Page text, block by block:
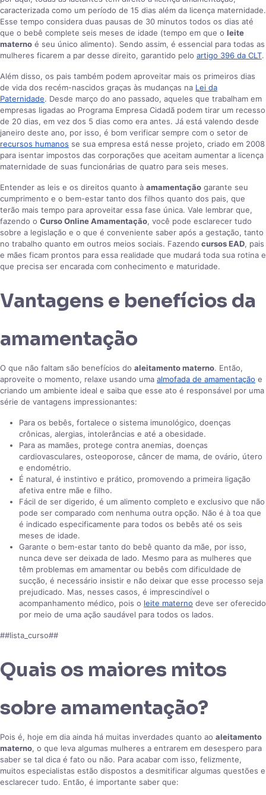
caracterizada como um período de 15 dias além da licença maternidade.
Esse tempo considera duas pausas de 30 minutos todos os dias até
que o bebê complete seis meses de idade (tempo em que o leite
materno é seu único alimento). Sendo assim, é essencial para todas as
mulheres ficarem a par desse direito, garantido pelo artigo 396 da CLT.
Além disso, os pais também podem aproveitar mais os primeiros dias
de vida dos recém-nascidos graças às mudanças na Lei da
Paternidade. Desde março do ano passado, aqueles que trabalham em
empresas ligadas ao Programa Empresa Cidadã podem tirar um recesso
de 20 dias, em vez dos 5 dias como era antes. Já está valendo desde
janeiro deste ano, por isso, é bom verificar sempre com o setor de
recursos humanos se sua empresa está nesse projeto, criado em 2008
para isentar impostos das corporações que aceitam aumentar a licença
maternidade de suas funcionárias de quatro para seis meses.
Entender as leis e os direitos quanto à amamentação garante seu
cumprimento e o bem-estar tanto dos filhos quanto dos pais, que
terão mais tempo para aproveitar essa fase única. Vale lembrar que,
fazendo o Curso Online Amamentação, você pode esclarecer tudo
sobre a legislação e o que é conveniente saber após a gestação, tanto
no trabalho quanto em outros meios sociais. Fazendo cursos EAD, pais
e mães ficam prontos para essa realidade que mudará toda sua rotina e
que precisa ser encarada com conhecimento e maturidade.
Vantagens e benefícios da
amamentação
O que não faltam são benefícios do aleitamento materno. Então,
aproveite o momento, relaxe usando uma almofada de amamentação e
criando um ambiente ideal e saiba que esse ato é responsável por uma
série de vantagens impressionantes:
Para os bebês, fortalece o sistema imunológico, doenças
crônicas, alergias, intolerâncias e até a obesidade.
Para as mamães, protege contra anemias, doenças
cardiovasculares, osteoporose, câncer de mama, de ovário, útero
e endométrio.
É natural, é instintivo e prático, promovendo a primeira ligação
afetiva entre mãe e filho.
Fácil de ser digerido, é um alimento completo e exclusivo que não
pode ser comparado com nenhuma outra opção. Não é à toa que
é indicado especificamente para todos os bebês até os seis
meses de idade.
Garante o bem-estar tanto do bebê quanto da mãe, por isso,
nunca deve ser deixada de lado. Mesmo para as mulheres que
têm problemas em amamentar ou bebês com dificuldade de
sucção, é necessário insistir e não deixar que esse processo seja
prejudicado. Mas, nesses casos, é imprescindível o
acompanhamento médico, pois o leite materno deve ser oferecido
por meio de uma ação saudável para todos os lados.
##lista_curso##
Quais os maiores mitos
sobre amamentação?
Pois é, hoje em dia ainda há muitas inverdades quanto ao aleitamento
materno, o que leva algumas mulheres a entrarem em desespero para
saber se tal dica é fato ou não. Para acabar com isso, felizmente,
muitos especialistas estão dispostos a desmitificar algumas questões e
esclarecer tudo. Então, é importante saber que: